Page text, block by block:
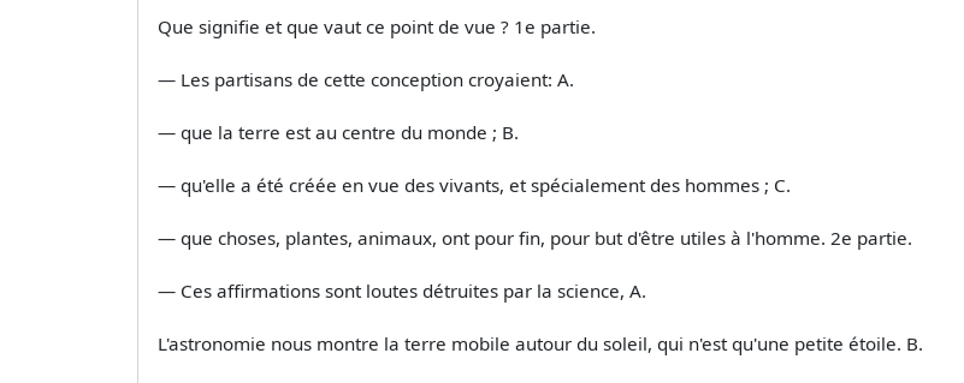
Que signifie et que vaut ce point de vue ? 1e partie.
— Les partisans de cette conception croyaient: A.
— que la terre est au centre du monde ; B.
— qu'elle a été créée en vue des vivants, et spécialement des hommes ; C.
— que choses, plantes, animaux, ont pour fin, pour but d'être utiles à l'homme. 2e partie.
— Ces affirmations sont loutes détruites par la science, A.
L'astronomie nous montre la terre mobile autour du soleil, qui n'est qu'une petite étoile. B.